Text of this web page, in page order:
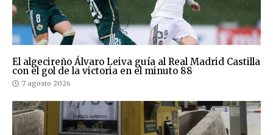
El algecireño Álvaro Leiva guía al Real Madrid Castilla
con el gol de la victoria en el minuto 88
7 agosto 2026